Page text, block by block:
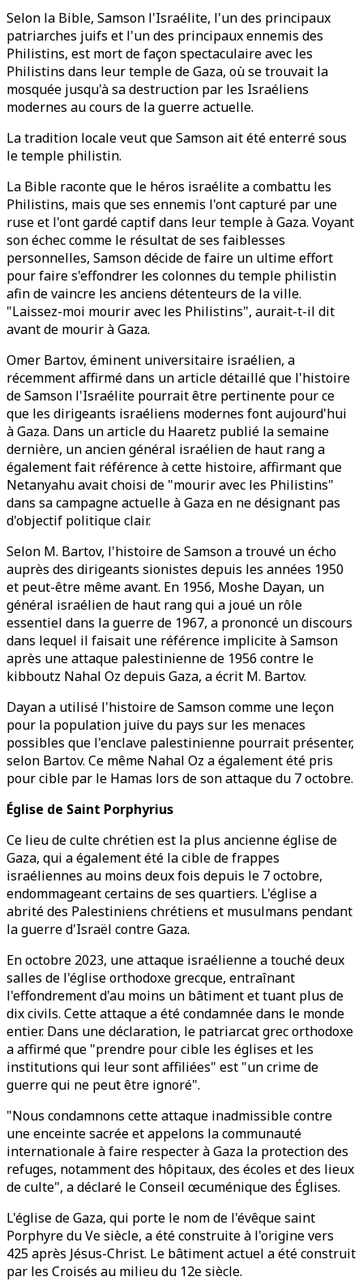
Selon la Bible, Samson l'Israélite, l'un des principaux
patriarches juifs et l'un des principaux ennemis des
Philistins, est mort de façon spectaculaire avec les
Philistins dans leur temple de Gaza, où se trouvait la
mosquée jusqu'à sa destruction par les Israéliens
modernes au cours de la guerre actuelle.
La tradition locale veut que Samson ait été enterré sous
le temple philistin.
La Bible raconte que le héros israélite a combattu les
Philistins, mais que ses ennemis l'ont capturé par une
ruse et l'ont gardé captif dans leur temple à Gaza. Voyant
son échec comme le résultat de ses faiblesses
personnelles, Samson décide de faire un ultime effort
pour faire s'effondrer les colonnes du temple philistin
afin de vaincre les anciens détenteurs de la ville.
"Laissez-moi mourir avec les Philistins", aurait-t-il dit
avant de mourir à Gaza.
Omer Bartov, éminent universitaire israélien, a
récemment affirmé dans un article détaillé que l'histoire
de Samson l'Israélite pourrait être pertinente pour ce
que les dirigeants israéliens modernes font aujourd'hui
à Gaza. Dans un article du Haaretz publié la semaine
dernière, un ancien général israélien de haut rang a
également fait référence à cette histoire, affirmant que
Netanyahu avait choisi de "mourir avec les Philistins"
dans sa campagne actuelle à Gaza en ne désignant pas
d'objectif politique clair.
Selon M. Bartov, l'histoire de Samson a trouvé un écho
auprès des dirigeants sionistes depuis les années 1950
et peut-être même avant. En 1956, Moshe Dayan, un
général israélien de haut rang qui a joué un rôle
essentiel dans la guerre de 1967, a prononcé un discours
dans lequel il faisait une référence implicite à Samson
après une attaque palestinienne de 1956 contre le
kibboutz Nahal Oz depuis Gaza, a écrit M. Bartov.
Dayan a utilisé l'histoire de Samson comme une leçon
pour la population juive du pays sur les menaces
possibles que l'enclave palestinienne pourrait présenter,
selon Bartov. Ce même Nahal Oz a également été pris
pour cible par le Hamas lors de son attaque du 7 octobre.
Église de Saint Porphyrius
Ce lieu de culte chrétien est la plus ancienne église de
Gaza, qui a également été la cible de frappes
israéliennes au moins deux fois depuis le 7 octobre,
endommageant certains de ses quartiers. L'église a
abrité des Palestiniens chrétiens et musulmans pendant
la guerre d'Israël contre Gaza.
En octobre 2023, une attaque israélienne a touché deux
salles de l'église orthodoxe grecque, entraînant
l'effondrement d'au moins un bâtiment et tuant plus de
dix civils. Cette attaque a été condamnée dans le monde
entier. Dans une déclaration, le patriarcat grec orthodoxe
a affirmé que "prendre pour cible les églises et les
institutions qui leur sont affiliées" est "un crime de
guerre qui ne peut être ignoré".
"Nous condamnons cette attaque inadmissible contre
une enceinte sacrée et appelons la communauté
internationale à faire respecter à Gaza la protection des
refuges, notamment des hôpitaux, des écoles et des lieux
de culte", a déclaré le Conseil œcuménique des Églises.
L'église de Gaza, qui porte le nom de l'évêque saint
Porphyre du Ve siècle, a été construite à l'origine vers
425 après Jésus-Christ. Le bâtiment actuel a été construit
par les Croisés au milieu du 12e siècle.